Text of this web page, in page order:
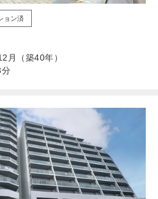
ョン済
月（築40年）